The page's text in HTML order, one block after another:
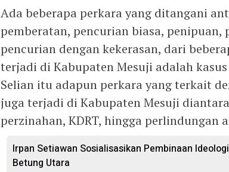
Ada beberapa perkara yang ditangani
pemberatan, pencurian biasa, penipuan,
pencurian dengan kekerasan, dari
terjadi di Kabupaten Mesuji adalah
Selian itu adapun perkara yang terkait
juga terjadi di Kabupaten Mesuji
perzinahan, KDRT, hingga perlindungan
Irpan Setiawan Sosialisasikan Pembinaan
Betung Utara